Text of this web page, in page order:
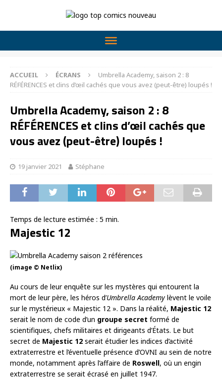
ACCUEIL ÉCRANS
Umbrella Academy, saison 2 : 8
RÉFÉRENCES et clins d’œil cachés que vous avez (peut-être) loupés !
Umbrella Academy, saison 2 : 8
RÉFÉRENCES et clins d’œil cachés que
vous avez (peut-être) loupés !
19 janvier 2021 Stéphane
Temps de lecture estimée : 5 min.
Majestic 12
(image © Netlix)
Au cours de leur enquête sur les mystères qui entourent la
mort de leur père, les héros d’Umbrella Academy lèvent le voile
sur le mystérieux « Majestic 12 ». Dans la réalité, Majestic 12
serait le nom de code d’un groupe secret formé de
scientifiques, chefs militaires et dirigeants d’États. Le but
secret de Majestic 12 serait étudier les indices d’activité
extraterrestre et l’éventuelle présence d’OVNI au sein de notre
monde, notamment après l’affaire de Roswell, où un engin
extraterrestre se serait écrasé en juillet 1947.